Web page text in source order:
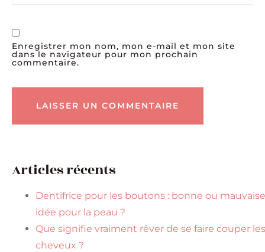
Enregistrer mon nom, mon e-mail et mon site
dans le navigateur pour mon prochain
commentaire.
Articles récents
Dentifrice pour les boutons : bonne ou mauvaise
idée pour la peau ?
Que signifie vraiment rêver de se faire couper les
cheveux ?